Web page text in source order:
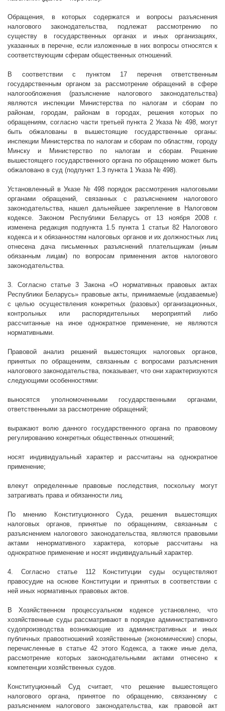
Обращения, в которых содержатся и вопросы разъяснения
налогового законодательства, подлежат рассмотрению по
существу в государственных органах и иных организациях,
указанных в перечне, если изложенные в них вопросы относятся к
соответствующим сферам общественных отношений.
В соответствии с пунктом 17 перечня ответственным
государственным органом за рассмотрение обращений в сфере
налогообложения (разъяснение налогового законодательства)
являются инспекции Министерства по налогам и сборам по
районам, городам, районам в городах, решения которых по
обращениям, согласно части третьей пункта 2 Указа № 498, могут
быть обжалованы в вышестоящие государственные органы:
инспекции Министерства по налогам и сборам по областям, городу
Минску и Министерство по налогам и сборам. Решение
вышестоящего государственного органа по обращению может быть
обжаловано в суд (подпункт 1.3 пункта 1 Указа № 498).
Установленный в Указе № 498 порядок рассмотрения налоговыми
органами обращений, связанных с разъяснением налогового
законодательства, нашел дальнейшее закрепление в Налоговом
кодексе. Законом Республики Беларусь от 13 ноября 2008 г.
изменена редакция подпункта 1.5 пункта 1 статьи 82 Налогового
кодекса и к обязанностям налоговых органов и их должностных лиц
отнесена дача письменных разъяснений плательщикам (иным
обязанным лицам) по вопросам применения актов налогового
законодательства.
3. Согласно статье 3 Закона «О нормативных правовых актах
Республики Беларусь» правовые акты, принимаемые (издаваемые)
с целью осуществления конкретных (разовых) организационных,
контрольных или распорядительных мероприятий либо
рассчитанные на иное однократное применение, не являются
нормативными.
Правовой анализ решений вышестоящих налоговых органов,
принятых по обращениям, связанным с вопросами разъяснения
налогового законодательства, показывает, что они характеризуются
следующими особенностями:
выносятся уполномоченными государственными органами,
ответственными за рассмотрение обращений;
выражают волю данного государственного органа по правовому
регулированию конкретных общественных отношений;
носят индивидуальный характер и рассчитаны на однократное
применение;
влекут определенные правовые последствия, поскольку могут
затрагивать права и обязанности лиц.
По мнению Конституционного Суда, решения вышестоящих
налоговых органов, принятые по обращениям, связанным с
разъяснением налогового законодательства, являются правовыми
актами ненормативного характера, которые рассчитаны на
однократное применение и носят индивидуальный характер.
4. Согласно статье 112 Конституции суды осуществляют
правосудие на основе Конституции и принятых в соответствии с
ней иных нормативных правовых актов.
В Хозяйственном процессуальном кодексе установлено, что
хозяйственные суды рассматривают в порядке административного
судопроизводства возникающие из административных и иных
публичных правоотношений хозяйственные (экономические) споры,
перечисленные в статье 42 этого Кодекса, а также иные дела,
рассмотрение которых законодательными актами отнесено к
компетенции хозяйственных судов.
Конституционный Суд считает, что решение вышестоящего
налогового органа, принятое по обращению, связанному с
разъяснением налогового законодательства, как правовой акт